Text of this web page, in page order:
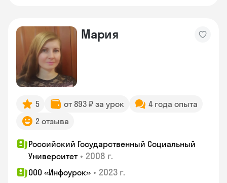
Мария
5 от 893 ₽ за урок
4 года опыта
2 отзыва
Российский Государственный Социальный
Университет • 2008 г.
ООО «Инфоурок» • 2023 г.